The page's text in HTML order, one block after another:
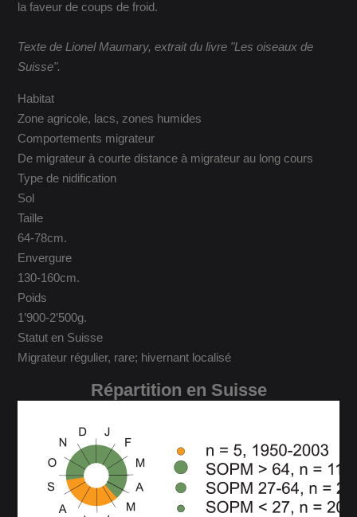
la faveur de coups de froid.
Texte de Lionel Maumary, extrait du livre "Les oiseaux de
Suisse".
Habitat
Zone agricole, lacs, zones humides
Comportements migrateur
De migrateur à courte distance à migrateur au long cours
Type de nidification
Sol
Taille
64-78cm.
Envergure
130-160cm.
Poids
1’900-2’500g.
Statut en Suisse
Migrateur régulier, rare; hivernant localisé
Répartition en Suisse